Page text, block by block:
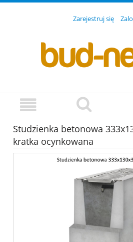
Zarejestruj się
Studzienka betonowa
kratka ocynkowana